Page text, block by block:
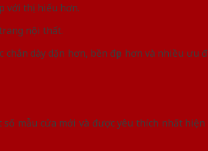
với thị hiếu hơn.
nội thất.
dày dặn hơn, bền đẹp hơn và nhiều ưu
mẫu cửa mới và được yêu thích nhất hiện